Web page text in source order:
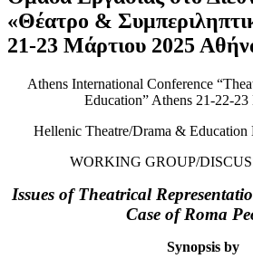
«Θέατρο &
21-23 Μάρτιου 2025
Athens International Conference
Education” Athens 21-22-
Hellenic Theatre/Drama &
WORKING GROUP/
Issues of Theatrical
Case of Roma
Synopsis by